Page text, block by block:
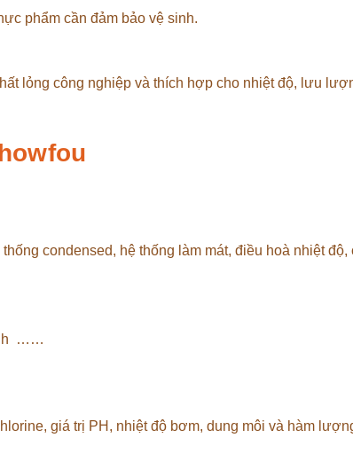
phẩm cần đảm bảo vệ sinh.
lỏng công nghiệp và thích hợp cho nhiệt độ, lưu
condensed, hệ thống làm mát, điều hoà nhiệt độ,
……
giá trị PH, nhiệt độ bơm, dung môi và hàm